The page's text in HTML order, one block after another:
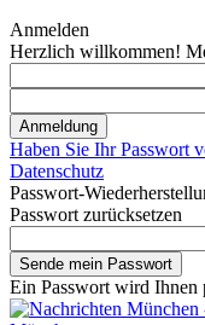
Anmelden
Herzlich willkommen!
Haben Sie Ihr Passwort
Datenschutz
Passwort-
Passwort zurücksetzen
Ein Passwort wird Ihnen